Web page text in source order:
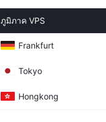
ภูมิภาค VPS
Frankfurt
Tokyo
Hongkong